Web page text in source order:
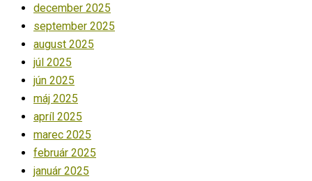
december 2025
september 2025
august 2025
júl 2025
jún 2025
máj 2025
apríl 2025
marec 2025
február 2025
január 2025